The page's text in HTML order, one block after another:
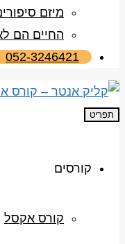
מיזם
החיים הם
052-3246421
תפריט
קורסים
קורס אקסל